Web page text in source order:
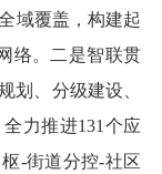
域覆盖，构建起
络。二是智联贯
划、分级建设、
力推进131个应
-街道分控-社区